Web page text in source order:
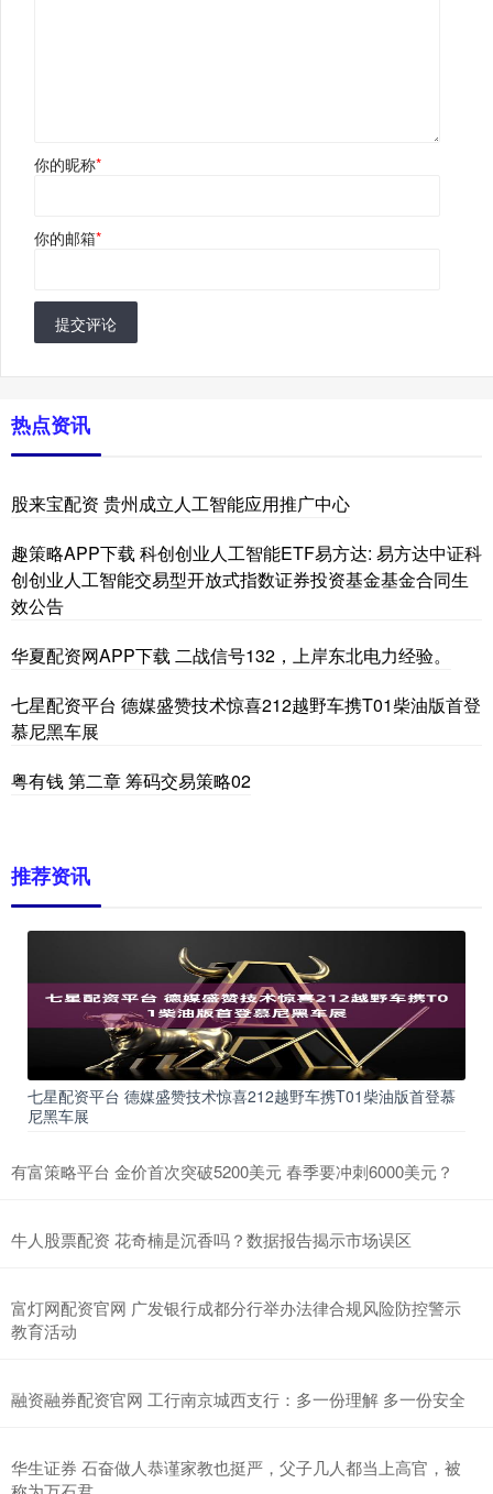
你的昵称*
你的邮箱*
提交评论
热点资讯
股来宝配资 贵州成立人工智能应用推广中心
趣策略APP下载 科创创业人工智能ETF易方达: 易方达中证科
创创业人工智能交易型开放式指数证券投资基金基金合同生
效公告
华夏配资网APP下载 二战信号132，上岸东北电力经验。
七星配资平台 德媒盛赞技术惊喜212越野车携T01柴油版首登
慕尼黑车展
粤有钱 第二章 筹码交易策略02
推荐资讯
七星配资平台 德媒盛赞技术惊喜212越野车携T01柴油版首登慕
尼黑车展
有富策略平台 金价首次突破5200美元 春季要冲刺6000美元？
牛人股票配资 花奇楠是沉香吗？数据报告揭示市场误区
富灯网配资官网 广发银行成都分行举办法律合规风险防控警示
教育活动
融资融券配资官网 工行南京城西支行：多一份理解 多一份安全
华生证券 石奋做人恭谨家教也挺严，父子几人都当上高官，被